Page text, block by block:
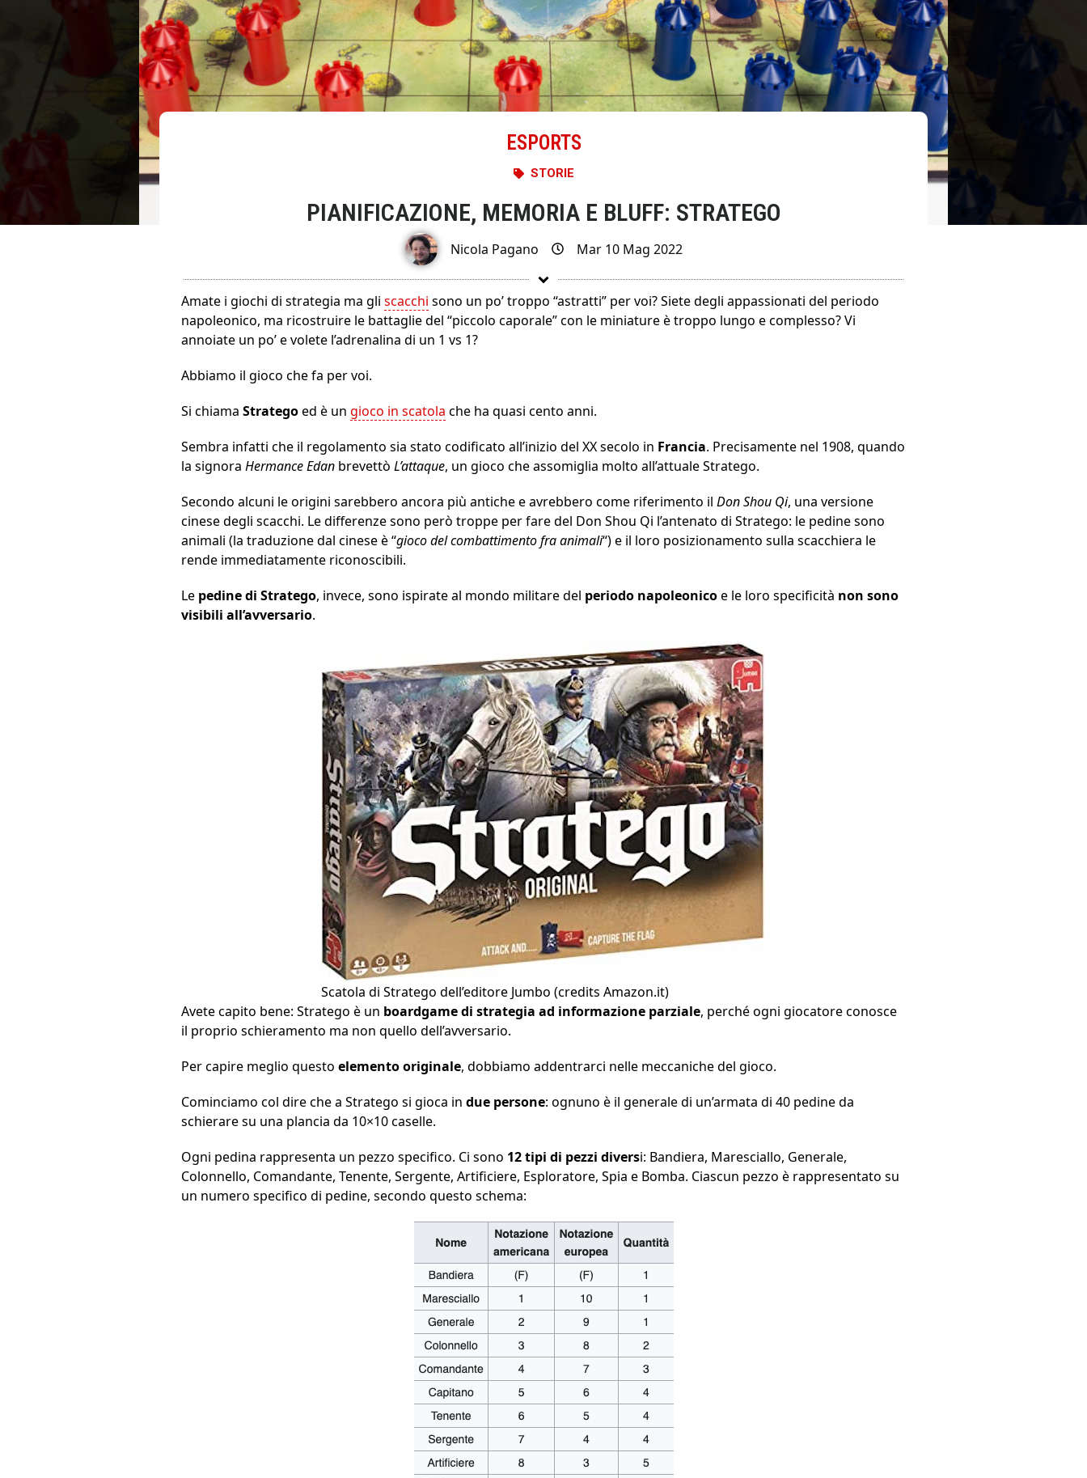
ESPORTS
STORIE
PIANIFICAZIONE, MEMORIA E BLUFF: STRATEGO
Nicola Pagano Mar 10 Mag 2022
Amate i giochi di strategia ma gli scacchi sono un po’ troppo “astratti” per voi? Siete degli appassionati del periodo
napoleonico, ma ricostruire le battaglie del “piccolo caporale” con le miniature è troppo lungo e complesso? Vi
annoiate un po’ e volete l’adrenalina di un 1 vs 1?
Abbiamo il gioco che fa per voi.
Si chiama Strategoed è un gioco in scatola che ha quasi cento anni.
Sembra infatti che il regolamento sia stato codificato all’inizio del XX secolo in Francia. Precisamente nel 1908, quando
la signora Hermance Edan brevettò L’attaque, un gioco che assomiglia molto all’attuale Stratego.
Secondo alcuni le origini sarebbero ancora più antiche e avrebbero come riferimento il Don Shou Qi, una versione
cinese degli scacchi. Le differenze sono però troppe per fare del Don Shou Qi l’antenato di Stratego: le pedine sono
animali (la traduzione dal cinese è “gioco del combattimento fra animali“) e il loro posizionamento sulla scacchiera le
rende immediatamente riconoscibili.
Le pedine di Stratego, invece, sono ispirate al mondo militare del periodo napoleonicoe le loro specificità non sono
visibili all’avversario.
Scatola di Stratego dell’editore Jumbo (credits Amazon.it)
Avete capito bene: Stratego è un boardgame di strategia ad informazione parziale, perché ogni giocatore conosce
il proprio schieramento ma non quello dell’avversario.
Per capire meglio questo elemento originale, dobbiamo addentrarci nelle meccaniche del gioco.
Cominciamo col dire che a Stratego si gioca in due persone: ognuno è il generale di un’armata di 40 pedine da
schierare su una plancia da 10×10 caselle.
Ogni pedina rappresenta un pezzo specifico. Ci sono 12 tipi di pezzi diversi: Bandiera, Maresciallo, Generale,
Colonnello, Comandante, Tenente, Sergente, Artificiere, Esploratore, Spia e Bomba. Ciascun pezzo è rappresentato su
un numero specifico di pedine, secondo questo schema: